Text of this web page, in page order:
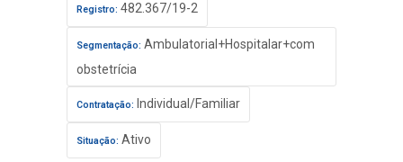
Registro: 482.367/19-2
Segmentação: Ambulatorial+Hospitalar+com
obstetrícia
Contratação: Individual/Familiar
Situação: Ativo